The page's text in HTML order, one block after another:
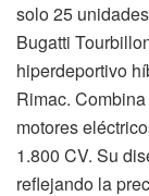
solo 25
Bugatti
hiperdeportivo
Rimac.
motores
1.800 CV. Su
reflejando la